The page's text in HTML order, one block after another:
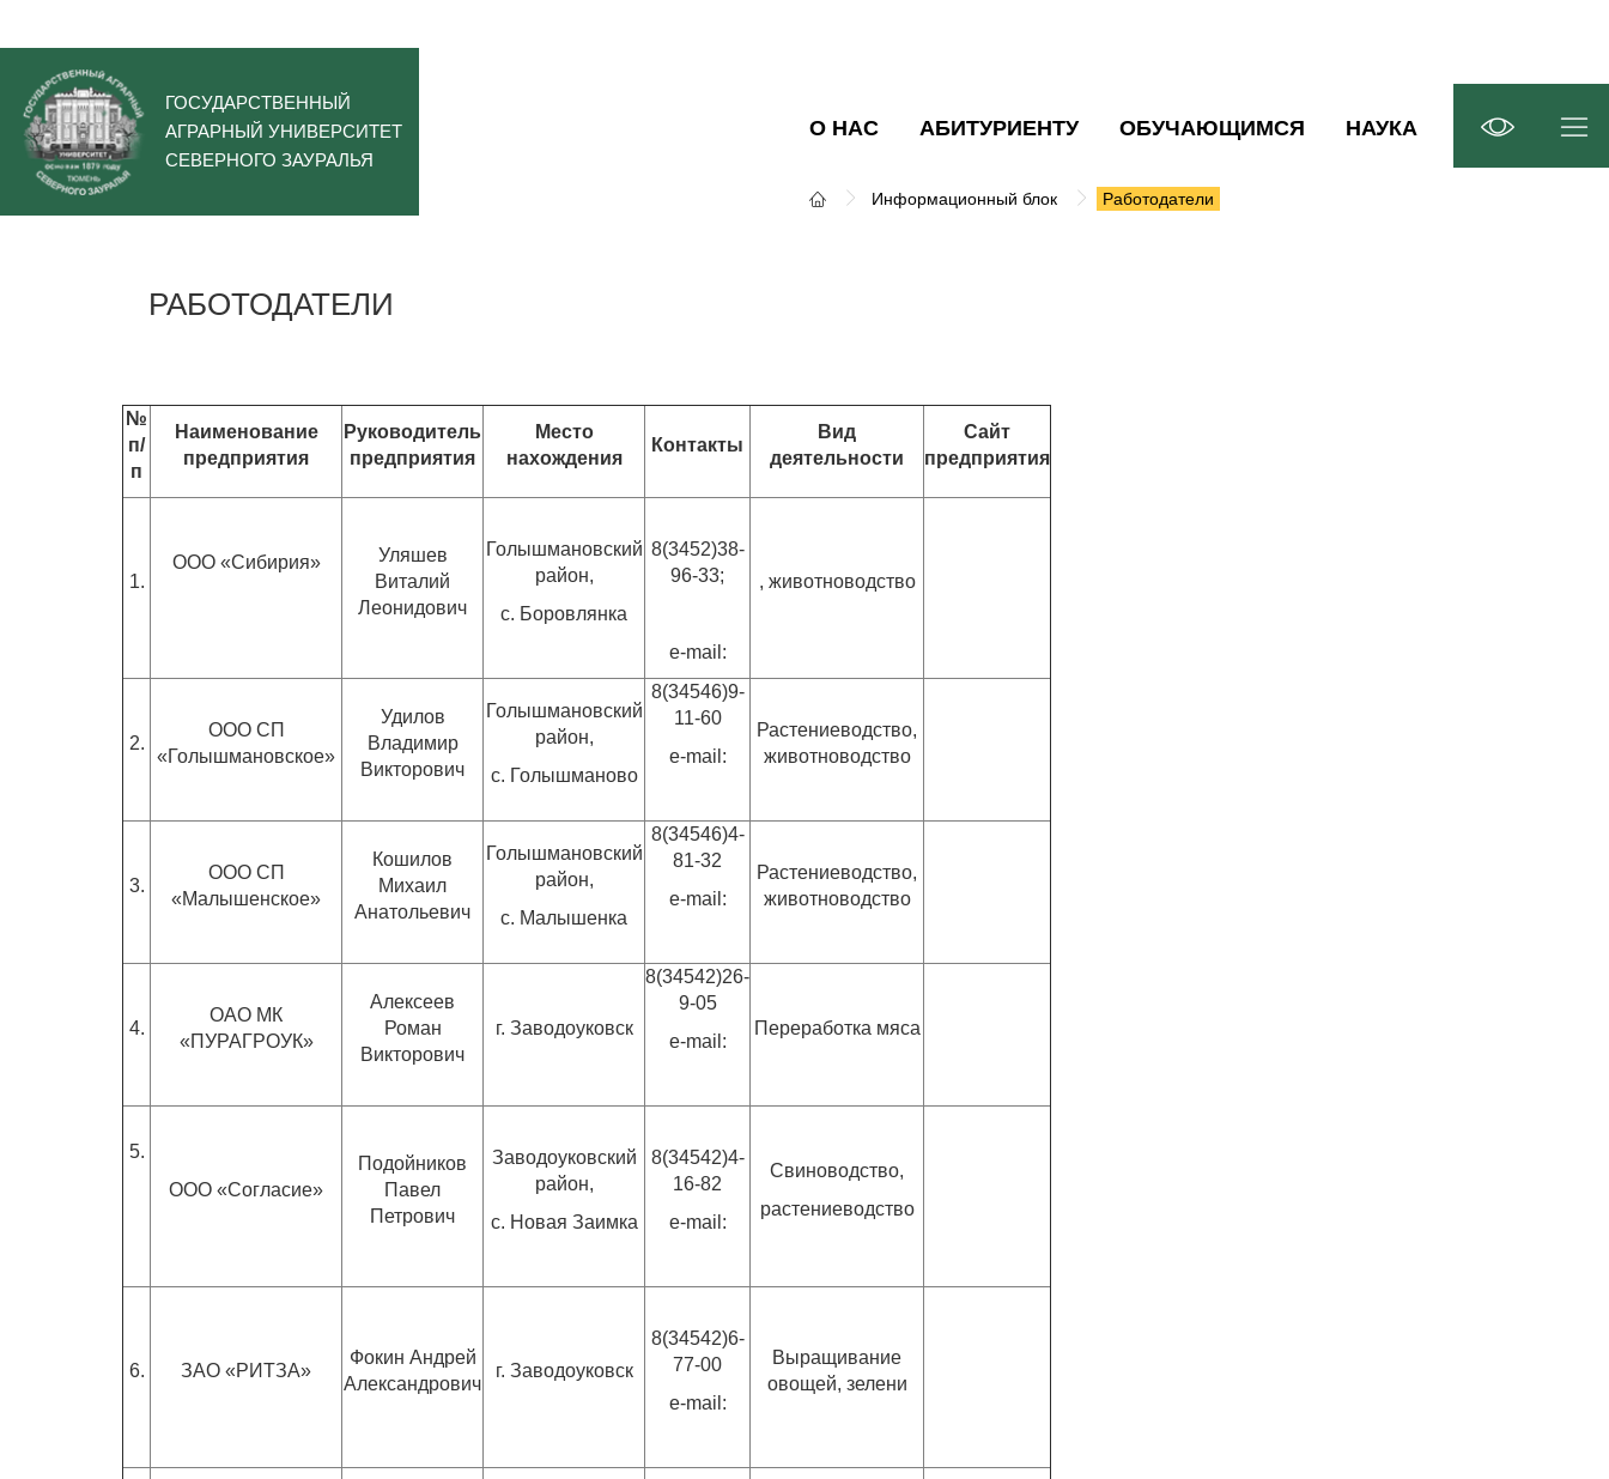
ГОСУДАРСТВЕННЫЙ
АГРАРНЫЙ УНИВЕРСИТЕТ
СЕВЕРНОГО ЗАУРАЛЬЯ
О НАС АБИТУРИЕНТУ ОБУЧАЮЩИМСЯ НАУКА
Информационный блок Работодатели
РАБОТОДАТЕЛИ
№
п/
п
Наименование
предприятия
Руководитель
предприятия
Место
нахождения
Контакты
Вид
деятельности
Сайт
предприятия
1.
ООО «Сибирия»
Уляшев
Виталий
Леонидович
Голышмановский
район,
с. Боровлянка
8(3452)38-
96-33;
e-mail:
, животноводство
2.
ООО СП
«Голышмановское»
Удилов
Владимир
Викторович
Голышмановский
район,
с. Голышманово
8(34546)9-
11-60
e-mail:
Растениеводство,
животноводство
3.
ООО СП
«Малышенское»
Кошилов
Михаил
Анатольевич
Голышмановский
район,
с. Малышенка
8(34546)4-
81-32
e-mail:
Растениеводство,
животноводство
4.
ОАО МК
«ПУРАГРОУК»
Алексеев
Роман
Викторович
г. Заводоуковск
8(34542)26-
9-05
e-mail:
Переработка мяса
5.
ООО «Согласие»
Подойников
Павел
Петрович
Заводоуковский
район,
с. Новая Заимка
8(34542)4-
16-82
e-mail:
Свиноводство,
растениеводство
6. ЗАО «РИТЗА»
Фокин Андрей
Александрович
г. Заводоуковск
8(34542)6-
77-00
e-mail:
Выращивание
овощей, зелени